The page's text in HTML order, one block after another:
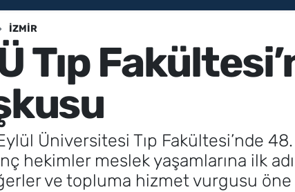
İZMIR
Tıp
Üniversitesi Tıp Fakültesi’nde
hekimler meslek yaşamlarına ilk
ve topluma hizmet vurgusu öne